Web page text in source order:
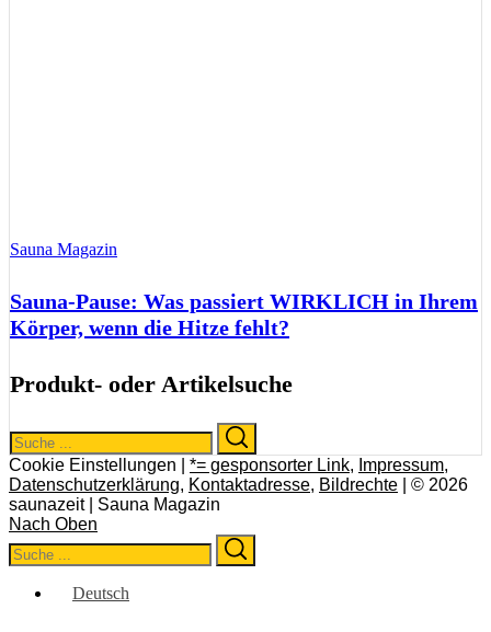
Sauna Magazin
Sauna-Pause: Was passiert WIRKLICH in Ihrem
Körper, wenn die Hitze fehlt?
Produkt- oder Artikelsuche
Search
for:
Cookie Einstellungen | *= gesponsorter Link, Impressum,
Datenschutzerklärung, Kontaktadresse, Bildrechte | © 2026
saunazeit | Sauna Magazin
Nach Oben
Search
for:
Deutsch